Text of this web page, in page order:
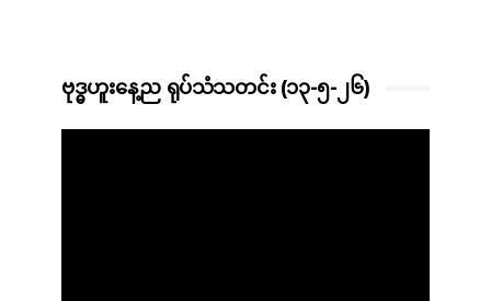
ဗုဒ္ဓဟူးနေ့ည ရုပ်သံသတင်း (၁၃-၅-၂၆)